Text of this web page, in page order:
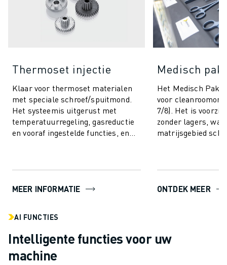
Thermoset injectie
Klaar voor thermoset materialen
met speciale schroef/spuitmond.
Het systeemis uitgerust met
temperatuurregeling, gasreductie
en vooraf ingestelde functies, en
MEER INFORMATIE
Medisch
Het Medisch
voor
7/8). Het is
zonder lagers, wat
matrijsgebied
ONTDEK MEER
AI FUNCTIES
Intelligente functies voor uw
machine